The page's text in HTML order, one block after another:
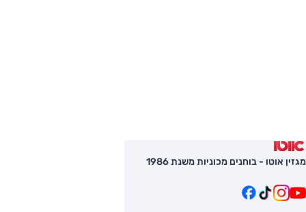
מגזין אוטו - בוחנים מכוניות משנת 1986